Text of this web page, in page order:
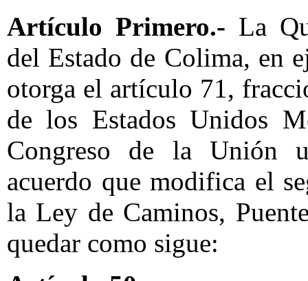
Artículo Primero.- La
del Estado de Colima, en
otorga el artículo 71,
de los Estados Unidos
Congreso de la Unión
acuerdo que modifica el
la Ley de Caminos,
quedar como sigue: